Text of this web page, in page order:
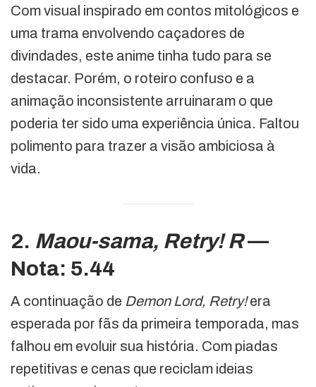
Com visual inspirado em contos mitológicos e
uma trama envolvendo caçadores de
divindades, este anime tinha tudo para se
destacar. Porém, o roteiro confuso e a
animação inconsistente arruinaram o que
poderia ter sido uma experiência única. Faltou
polimento para trazer a visão ambiciosa à
vida.
2. Maou-sama, Retry! R—
Nota: 5.44
A continuação de Demon Lord, Retry!era
esperada por fãs da primeira temporada, mas
falhou em evoluir sua história. Com piadas
repetitivas e cenas que reciclam ideias